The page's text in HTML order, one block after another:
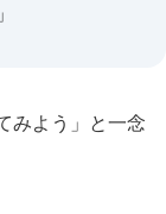
みよう」と一念